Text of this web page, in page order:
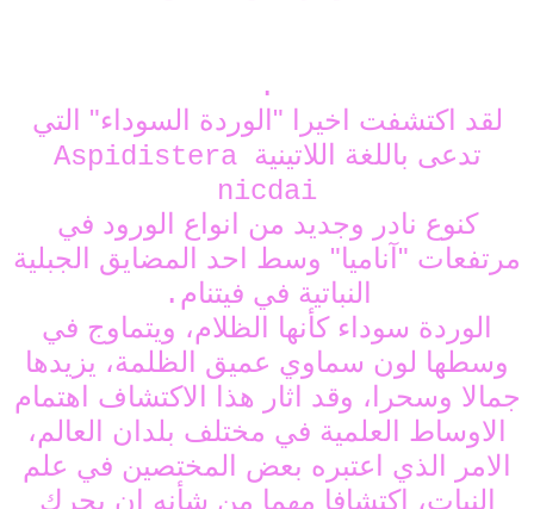
.
لقد اكتشفت اخيرا "الوردة السوداء" التي
تدعى باللغة اللاتينية Aspidistera
nicdai
كنوع نادر وجديد من انواع الورود في
مرتفعات "آناميا" وسط احد المضايق الجبلية
النباتية في فيتنام .
الوردة سوداء كأنها الظلام، ويتماوج في
وسطها لون سماوي عميق الظلمة، يزيدها
جمالا وسحرا، وقد اثار هذا الاكتشاف اهتمام
الاوساط العلمية في مختلف بلدان العالم،
الامر الذي اعتبره بعض المختصين في علم
النبات، اكتشافا مهما من شأنه ان يحرك